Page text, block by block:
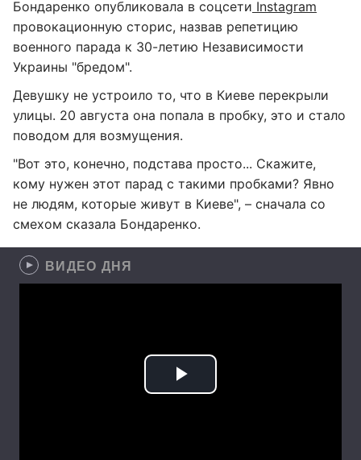
Бондаренко опубликовала в соцсети Instagram
провокационную сторис, назвав репетицию
военного парада к 30-летию Независимости
Украины "бредом".
Девушку не устроило то, что в Киеве перекрыли
улицы. 20 августа она попала в пробку, это и стало
поводом для возмущения.
"Вот это, конечно, подстава просто... Скажите,
кому нужен этот парад с такими пробками? Явно
не людям, которые живут в Киеве", – сначала со
смехом сказала Бондаренко.
ВИДЕО ДНЯ